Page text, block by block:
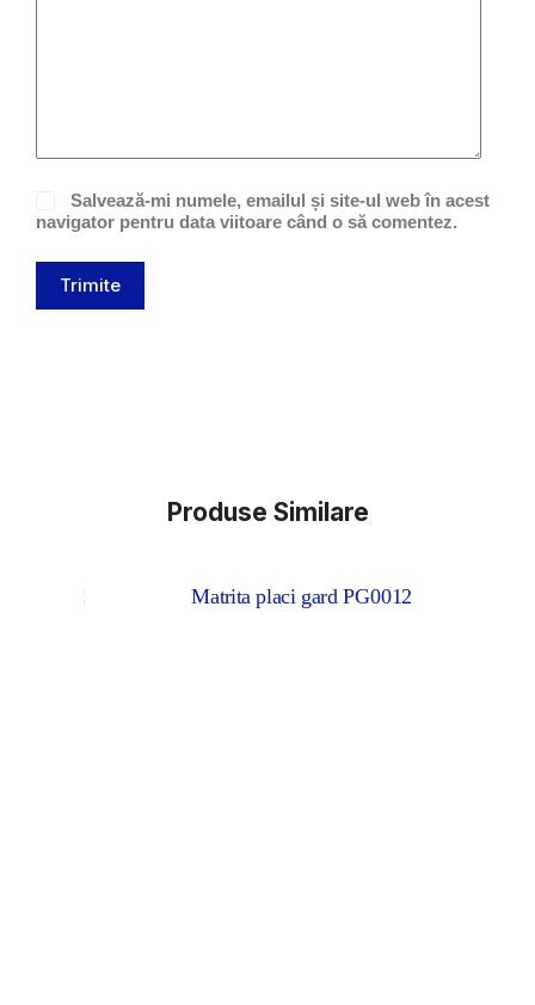
Salvează-mi numele, emailul și site-ul web în acest
navigator pentru data viitoare când o să comentez.
Trimite
Produse Similare